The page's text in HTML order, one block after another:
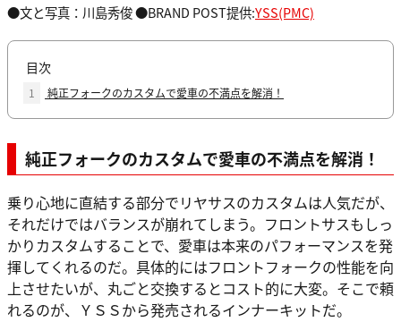
●文と写真：川島秀俊 ●BRAND POST提供:YSS(PMC)
目次
1 純正フォークのカスタムで愛車の不満点を解消！
純正フォークのカスタムで愛車の不満点を解消！
乗り心地に直結する部分でリヤサスのカスタムは人気だが、
それだけではバランスが崩れてしまう。フロントサスもしっ
かりカスタムすることで、愛車は本来のパフォーマンスを発
揮してくれるのだ。具体的にはフロントフォークの性能を向
上させたいが、丸ごと交換するとコスト的に大変。そこで頼
れるのが、ＹＳＳから発売されるインナーキットだ。